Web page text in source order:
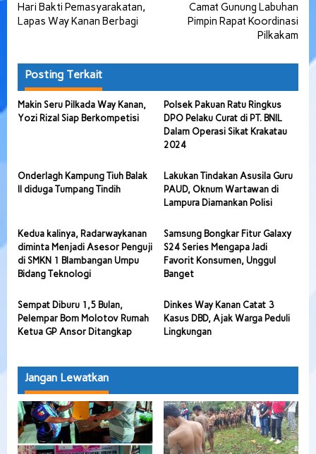
pos
Hari Bakti Pemasyarakatan,
Lapas Way Kanan Berbagi
Camat Gunung Labuhan
Pimpin Rapat Koordinasi
Pilkakam
Posting Terkait
Makin Seru Pilkada Way Kanan,
Yozi Rizal Siap Berkompetisi
Polsek Pakuan Ratu Ringkus
DPO Pelaku Curat di PT. BNIL
Dalam Operasi Sikat Krakatau
2024
Onderlagh Kampung Tiuh Balak
II diduga Tumpang Tindih
Lakukan Tindakan Asusila Guru
PAUD, Oknum Wartawan di
Lampura Diamankan Polisi
Kedua kalinya, Radarwaykanan
diminta Menjadi Asesor Penguji
di SMKN 1 Blambangan Umpu
Bidang Teknologi
Samsung Bongkar Fitur Galaxy
S24 Series Mengapa Jadi
Favorit Konsumen, Unggul
Banget
Sempat Diburu 1,5 Bulan,
Pelempar Bom Molotov Rumah
Ketua GP Ansor Ditangkap
Dinkes Way Kanan Catat 3
Kasus DBD, Ajak Warga Peduli
Lingkungan
Jangan Lewatkan